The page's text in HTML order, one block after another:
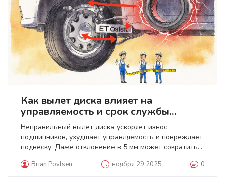
Как вылет диска влияет на
управляемость и срок службы
подшипников
Неправильный вылет диска ускоряет износ
подшипников, ухудшает управляемость и повреждает
подвеску. Даже отклонение в 5 мм может сократить
правильный ET и избежать дорогостоящего ремонта.
Brian Povlsen ноября 29 2025 0